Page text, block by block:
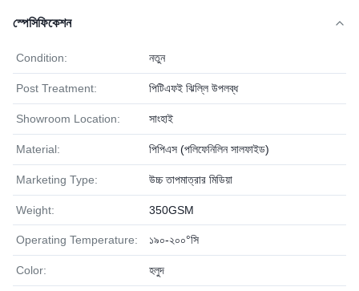
স্পেসিফিকেশন
Condition: নতুন
Post Treatment: পিটিএফই ঝিল্লি উপলব্ধ
Showroom Location: সাংহাই
Material: পিপিএস (পলিফেনিলিন সালফাইড)
Marketing Type: উচ্চ তাপমাত্রার মিডিয়া
Weight: 350GSM
Operating Temperature: ১৯০-২০০°সি
Color: হলুদ